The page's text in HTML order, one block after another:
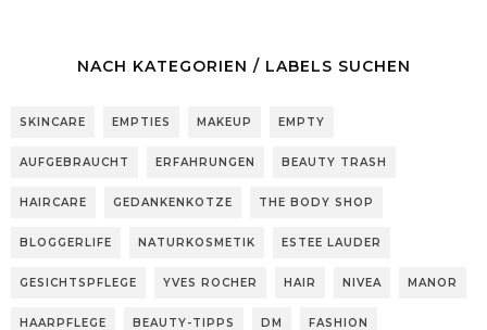
NACH KATEGORIEN / LABELS SUCHEN
SKINCARE EMPTIES MAKEUP EMPTY
AUFGEBRAUCHT ERFAHRUNGEN BEAUTY TRASH
HAIRCARE GEDANKENKOTZE THE BODY SHOP
BLOGGERLIFE NATURKOSMETIK ESTEE LAUDER
GESICHTSPFLEGE YVES ROCHER HAIR NIVEA MANOR
HAARPFLEGE BEAUTY-TIPPS DM FASHION